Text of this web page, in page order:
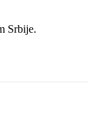
Srbije.